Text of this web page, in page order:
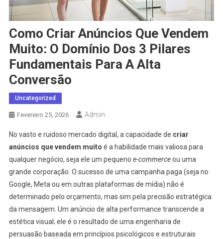
Como Criar Anúncios Que Vendem
Muito: O Domínio Dos 3 Pilares
Fundamentais Para A Alta
Conversão
Uncategorized
Fevereiro 25, 2026 Admin
No vasto e ruidoso mercado digital, a capacidade de criar
anúncios que vendem muito é a habilidade mais valiosa para
qualquer negócio, seja ele um pequeno e-commerceou uma
grande corporação. O sucesso de uma campanha paga (seja no
Google, Meta ou em outras plataformas de mídia) não é
determinado pelo orçamento, mas sim pela precisão estratégica
da mensagem. Um anúncio de alta performance transcende a
estética visual; ele é o resultado de uma engenharia de
persuasão baseada em princípios psicológicos e estruturais